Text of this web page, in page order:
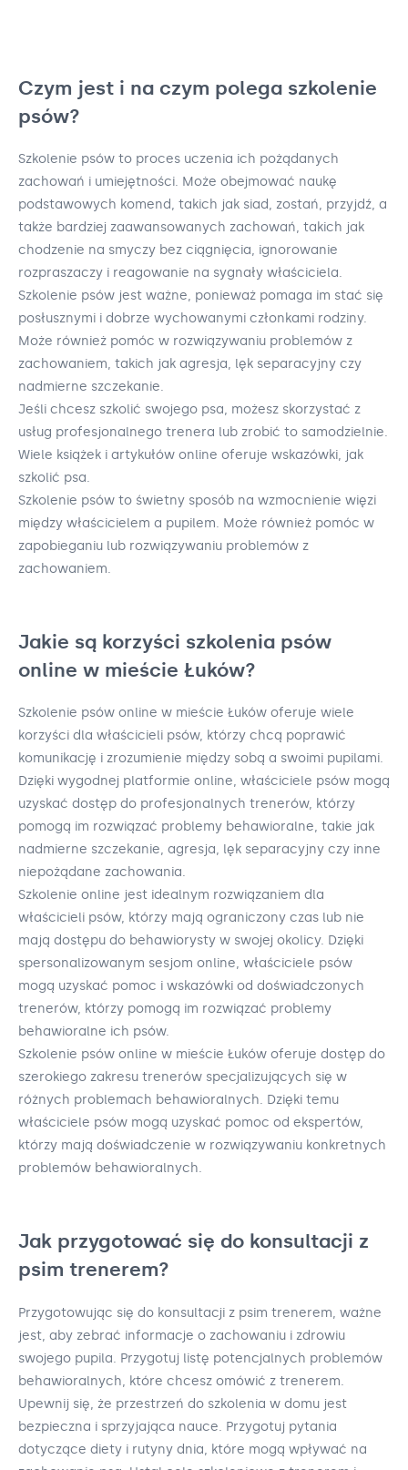
Czym jest i na czym polega szkolenie
psów?
Szkolenie psów to proces uczenia ich pożądanych
zachowań i umiejętności. Może obejmować naukę
podstawowych komend, takich jak siad, zostań, przyjdź, a
także bardziej zaawansowanych zachowań, takich jak
chodzenie na smyczy bez ciągnięcia, ignorowanie
rozpraszaczy i reagowanie na sygnały właściciela.
Szkolenie psów jest ważne, ponieważ pomaga im stać się
posłusznymi i dobrze wychowanymi członkami rodziny.
Może również pomóc w rozwiązywaniu problemów z
zachowaniem, takich jak agresja, lęk separacyjny czy
nadmierne szczekanie.
Jeśli chcesz szkolić swojego psa, możesz skorzystać z
usług profesjonalnego trenera lub zrobić to samodzielnie.
Wiele książek i artykułów online oferuje wskazówki, jak
szkolić psa.
Szkolenie psów to świetny sposób na wzmocnienie więzi
między właścicielem a pupilem. Może również pomóc w
zapobieganiu lub rozwiązywaniu problemów z
zachowaniem.
Jakie są korzyści szkolenia psów
online w mieście Łuków?
Szkolenie psów online w mieście Łuków oferuje wiele
korzyści dla właścicieli psów, którzy chcą poprawić
komunikację i zrozumienie między sobą a swoimi pupilami.
Dzięki wygodnej platformie online, właściciele psów mogą
uzyskać dostęp do profesjonalnych trenerów, którzy
pomogą im rozwiązać problemy behawioralne, takie jak
nadmierne szczekanie, agresja, lęk separacyjny czy inne
niepożądane zachowania.
Szkolenie online jest idealnym rozwiązaniem dla
właścicieli psów, którzy mają ograniczony czas lub nie
mają dostępu do behawiorysty w swojej okolicy. Dzięki
spersonalizowanym sesjom online, właściciele psów
mogą uzyskać pomoc i wskazówki od doświadczonych
trenerów, którzy pomogą im rozwiązać problemy
behawioralne ich psów.
Szkolenie psów online w mieście Łuków oferuje dostęp do
szerokiego zakresu trenerów specjalizujących się w
różnych problemach behawioralnych. Dzięki temu
właściciele psów mogą uzyskać pomoc od ekspertów,
którzy mają doświadczenie w rozwiązywaniu konkretnych
problemów behawioralnych.
Jak przygotować się do konsultacji z
psim trenerem?
Przygotowując się do konsultacji z psim trenerem, ważne
jest, aby zebrać informacje o zachowaniu i zdrowiu
swojego pupila. Przygotuj listę potencjalnych problemów
behawioralnych, które chcesz omówić z trenerem.
Upewnij się, że przestrzeń do szkolenia w domu jest
bezpieczna i sprzyjająca nauce. Przygotuj pytania
dotyczące diety i rutyny dnia, które mogą wpływać na